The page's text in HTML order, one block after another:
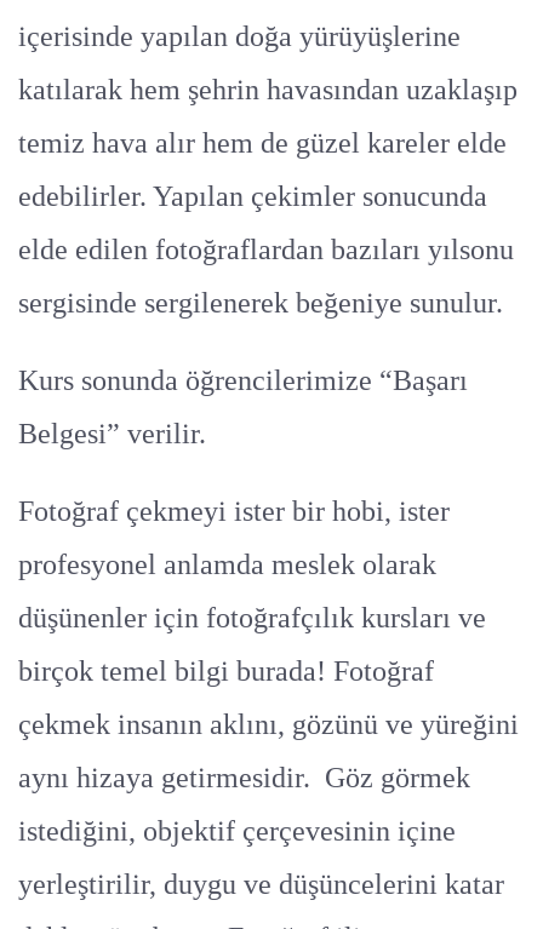
içerisinde yapılan doğa yürüyüşlerine
katılarak hem şehrin havasından uzaklaşıp
temiz hava alır hem de güzel kareler elde
edebilirler. Yapılan çekimler sonucunda
elde edilen fotoğraflardan bazıları yılsonu
sergisinde sergilenerek beğeniye sunulur.
Kurs sonunda öğrencilerimize “Başarı
Belgesi” verilir.
Fotoğraf çekmeyi ister bir hobi, ister
profesyonel anlamda meslek olarak
düşünenler için fotoğrafçılık kursları ve
birçok temel bilgi burada! Fotoğraf
çekmek insanın aklını, gözünü ve yüreğini
aynı hizaya getirmesidir. Göz görmek
istediğini, objektif çerçevesinin içine
yerleştirilir, duygu ve düşüncelerini katar